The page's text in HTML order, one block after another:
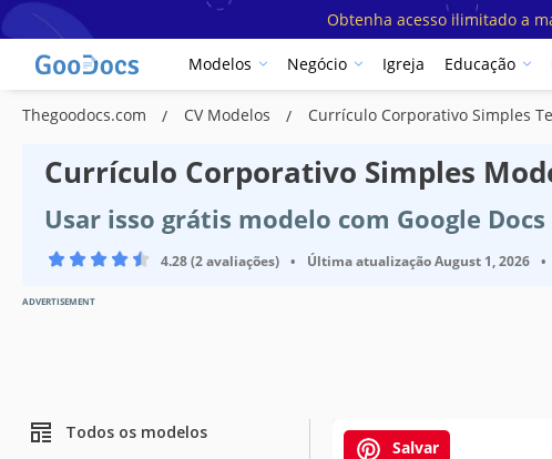
Obtenha acesso ilimitado a
Modelos Negócio Igreja Educação
Thegoodocs.com CV Modelos Currículo Corporativo Simples
Currículo Corporativo Simples
Usar isso grátis modelo com Google
4.28 (2 avaliações) • Última atualizaçãoAugust 1, 2026 •
ADVERTISEMENT
Todos os modelos
Salvar